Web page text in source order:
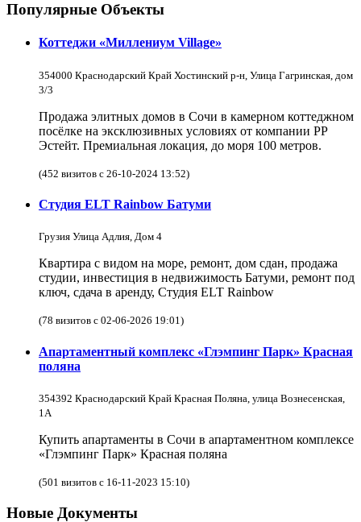
Популярные Объекты
Коттеджи «Миллениум Village»
354000 Краснодарский Край Хостинский р-н, Улица Гагринская, дом
3/3
Продажа элитных домов в Сочи в камерном коттеджном
посёлке на эксклюзивных условиях от компании РР
Эстейт. Премиальная локация, до моря 100 метров.
(452 визитов с 26-10-2024 13:52)
Студия ELT Rainbow Батуми
Грузия Улица Адлия, Дом 4
Квартира с видом на море, ремонт, дом сдан, продажа
студии, инвестиция в недвижимость Батуми, ремонт под
ключ, сдача в аренду, Студия ELT Rainbow
(78 визитов с 02-06-2026 19:01)
Апартаментный комплекс «Глэмпинг Парк» Красная
поляна
354392 Краснодарский Край Красная Поляна, улица Вознесенская,
1А
Купить апартаменты в Сочи в апартаментном комплексе
«Глэмпинг Парк» Красная поляна
(501 визитов с 16-11-2023 15:10)
Новые Документы